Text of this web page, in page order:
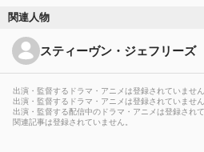
関連人物
スティーヴン・ジェフリーズ
出演・監督するドラマ・アニメは登録されていません
出演・監督するドラマ・アニメは登録されていません
出演・監督する配信中のドラマ・アニメは登録されて
関連記事は登録されていません。